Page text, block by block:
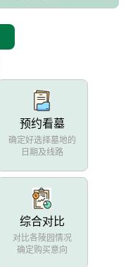
预约看墓
确定好选择墓地的
日期及线路
综合对比
对比各陵园情况
确定购买意向